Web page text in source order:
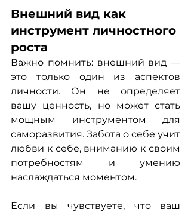
Внешний вид как
инструмент личностного
роста
Важно помнить: внешний вид —
это только один из аспектов
личности. Он не определяет
вашу ценность, но может стать
мощным инструментом для
саморазвития. Забота о себе учит
любви к себе, вниманию к своим
потребностям и умению
наслаждаться моментом.
Если вы чувствуете, что ваш